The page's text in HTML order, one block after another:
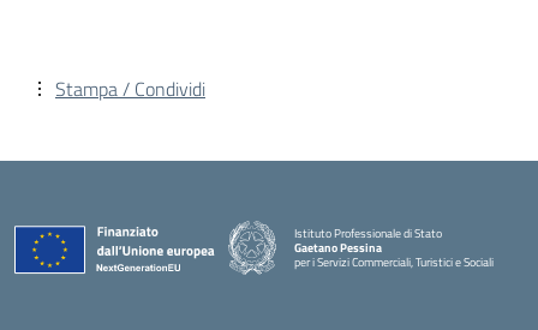
Stampa / Condividi
Istituto Professionale di Stato
Gaetano Pessina
per i Servizi Commerciali, Turistici e Sociali
— Visita la pagina iniziale della scuola